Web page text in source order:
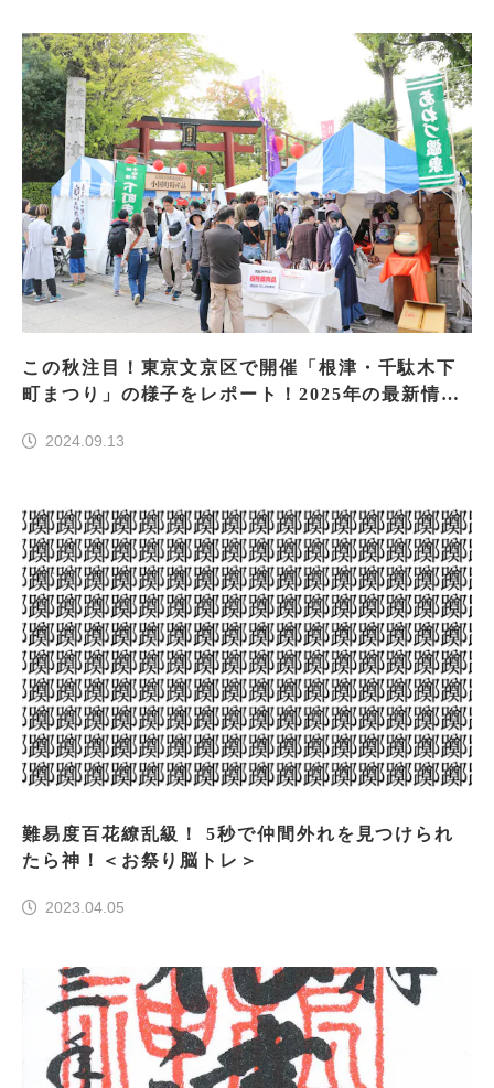
この秋注目！東京文京区で開催「根津・千駄木下
町まつり」の様子をレポート！2025年の最新情報
2024.09.13
難易度百花繚乱級！ 5秒で仲間外れを見つけられ
たら神！＜お祭り脳トレ＞
2023.04.05